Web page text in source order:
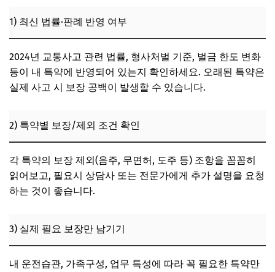
1) 최신 법률·판례 반영 여부
2024년 교통사고 관련 법률, 형사처벌 기준, 벌금 한도 변화
등이 내 특약에 반영되어 있는지 확인하세요. 오래된 특약은
실제 사고 시 보장 공백이 발생할 수 있습니다.
2) 특약별 보장/제외 조건 확인
각 특약의 보장 제외(음주, 무면허, 도주 등) 조항을 꼼꼼히
읽어보고, 필요시 상담사 또는 전문가에게 추가 설명을 요청
하는 것이 좋습니다.
3) 실제 필요 보장만 남기기
내 운전습관, 가족구성, 업무 특성에 따라 꼭 필요한 특약만